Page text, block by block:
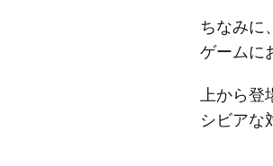
ちなみに
ゲームに
上から
シビアな